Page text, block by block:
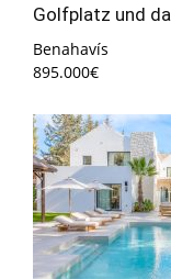
Golfplatz und
Benahavís
895.000€